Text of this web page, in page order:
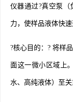
仪器通过?真空泵（
力，使样品液体快
?核心目的：? 将样
面这一微小区域上
水、高纯液体）至关